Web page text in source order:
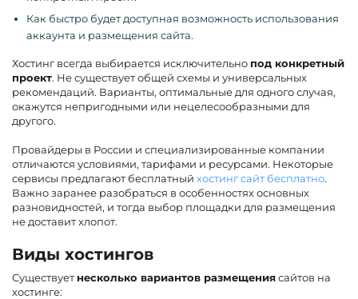
Как быстро будет доступная возможность использования
аккаунта и размещения сайта.
Хостинг всегда выбирается исключительно под конкретный
проект. Не существует общей схемы и универсальных
рекомендаций. Варианты, оптимальные для одного случая,
окажутся непригодными или нецелесообразными для
другого.
Провайдеры в России и специализированные компании
отличаются условиями, тарифами и ресурсами. Некоторые
сервисы предлагают бесплатный хостинг сайт бесплатно.
Важно заранее разобраться в особенностях основных
разновидностей, и тогда выбор площадки для размещения
не доставит хлопот.
Виды хостингов
Существует несколько вариантов размещениясайтов на
хостинге: